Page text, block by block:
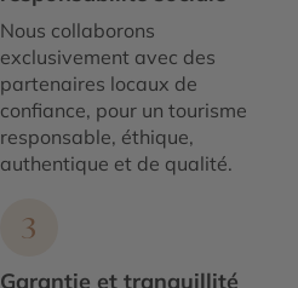
Nous collaborons
exclusivement avec des
partenaires locaux de
confiance, pour un tourisme
responsable, éthique,
authentique et de qualité.
3
Garantie et tranquillité